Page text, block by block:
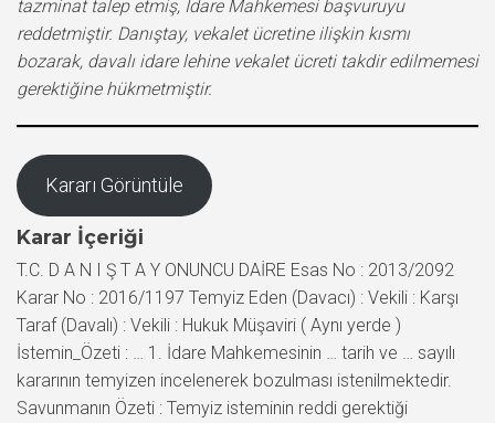
tazminat talep etmiş, İdare Mahkemesi başvuruyu
reddetmiştir. Danıştay, vekalet ücretine ilişkin kısmı
bozarak, davalı idare lehine vekalet ücreti takdir edilmemesi
gerektiğine hükmetmiştir.
Kararı Görüntüle
Karar İçeriği
T.C. D A N I Ş T A Y ONUNCU DAİRE Esas No : 2013/2092
Karar No : 2016/1197 Temyiz Eden (Davacı) : Vekili : Karşı
Taraf (Davalı) : Vekili : Hukuk Müşaviri ( Aynı yerde )
İstemin_Özeti : … 1. İdare Mahkemesinin … tarih ve … sayılı
kararının temyizen incelenerek bozulması istenilmektedir.
Savunmanın Özeti : Temyiz isteminin reddi gerektiği